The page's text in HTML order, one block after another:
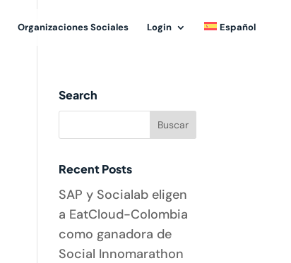
Organizaciones Sociales Login Español
Search
Recent Posts
SAP y Socialab eligen
a EatCloud-Colombia
como ganadora de
Social Innomarathon